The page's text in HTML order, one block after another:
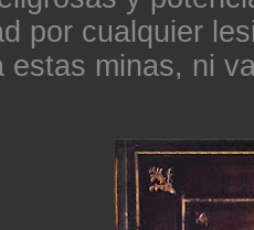
por cualquier
estas minas, ni